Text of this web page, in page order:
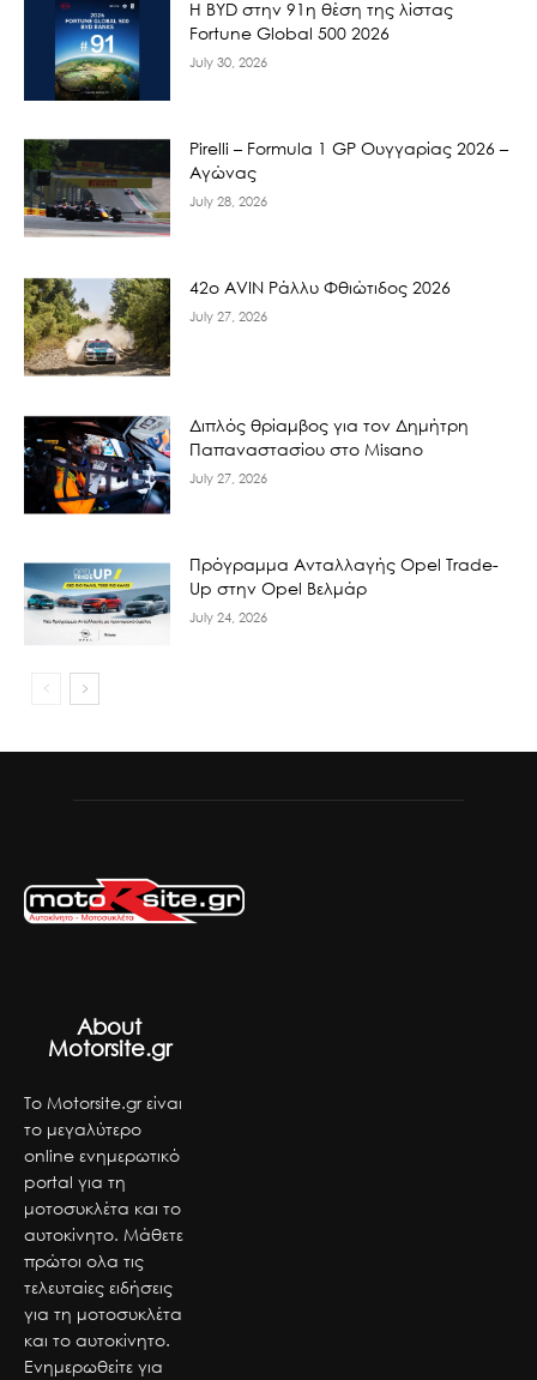
Η BYD στην 91η θέση της λίστας
Fortune Global 500 2026
July 30, 2026
Pirelli – Formula 1 GP Ουγγαρίας 2026 –
Αγώνας
July 28, 2026
42ο AVIN Ράλλυ Φθιώτιδος 2026
July 27, 2026
Διπλός θρίαμβος για τον Δημήτρη
Παπαναστασίου στο Misano
July 27, 2026
Πρόγραμμα Ανταλλαγής Opel Trade-
Up στην Opel Βελμάρ
July 24, 2026
About
Motorsite.gr
Το Motorsite.gr είναι
το μεγαλύτερο
online ενημερωτικό
portal για τη
μοτοσυκλέτα και το
αυτοκίνητο. Μάθετε
πρώτοι ολα τις
τελευταίες ειδήσεις
για τη μοτοσυκλέτα
και το αυτοκίνητο.
Ενημερωθείτε για